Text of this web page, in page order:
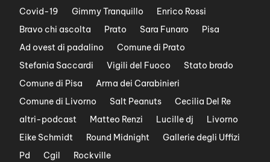
Covid-19
Gimmy Tranquillo
Enrico Rossi
Bravo chi ascolta
Prato Sara Funaro
Pisa
Ad ovest di padalino
Comune di Prato
Stefania Saccardi
Vigili del Fuoco
Stato brado
Comune di Pisa
Arma dei Carabinieri
Comune di Livorno
Salt Peanuts
Cecilia Del Re
altri-podcast
Matteo Renzi Lucille dj
Livorno
Eike Schmidt
Round Midnight
Gallerie degli Uffizi
Pd
Cgil Rockville